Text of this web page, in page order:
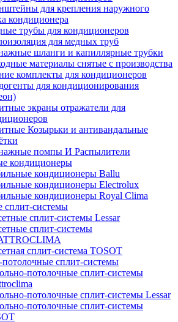
для крепления наружного
кондиционера
трубы для кондиционеров
для медных труб
шланги и капиллярные трубки
материалы снятые с производства
комплекты для кондиционеров
для кондиционирования
экраны отражатели для
Козырьки и антивандальные
помпы И Распылители
кондиционеры
кондиционеры Ballu
кондиционеры Electrolux
кондиционеры Royal Clima
сплит-системы
сплит-системы Lessar
сплит-системы
сплит-система TOSOT
сплит-системы
потолочные сплит-системы
потолочные сплит-системы Lessar
потолочные сплит-системы